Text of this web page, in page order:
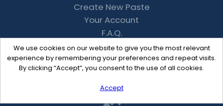
We use cookies on our website to give you the most relevant
experience by remembering your preferences and repeat visits.
By clicking “Accept”, you consent to the use of all cookies.
Accept
Create New Paste
Your Account
F.A.Q.
Recent
Contact